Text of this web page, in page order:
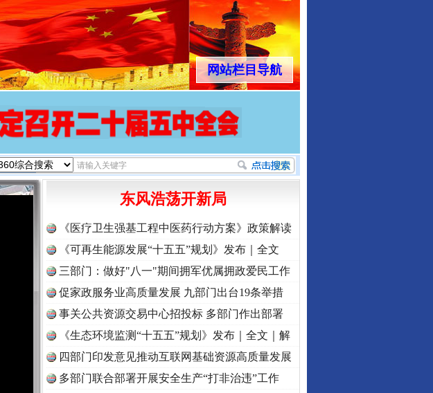
网站栏目导航
东风浩荡开新局
《医疗卫生强基工程中医药行动方案》政策解读
《可再生能源发展“十五五”规划》发布｜全文
三部门：做好"八一"期间拥军优属拥政爱民工作
促家政服务业高质量发展 九部门出台19条举措
事关公共资源交易中心招投标 多部门作出部署
《生态环境监测“十五五”规划》发布｜全文｜解
读
四部门印发意见推动互联网基础资源高质量发展
多部门联合部署开展安全生产“打非治违”工作